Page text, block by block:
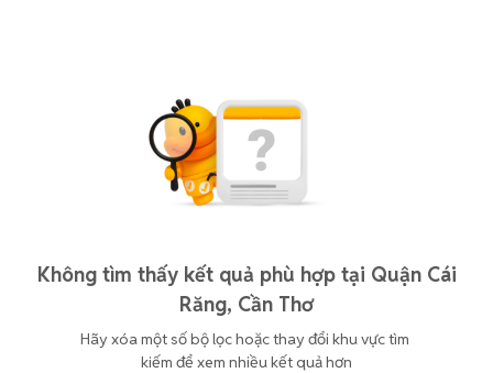
Không tìm thấy kết quả phù hợp tại Quận Cái
Răng, Cần Thơ
Hãy xóa một số bộ lọc hoặc thay đổi khu vực tìm
kiếm để xem nhiều kết quả hơn